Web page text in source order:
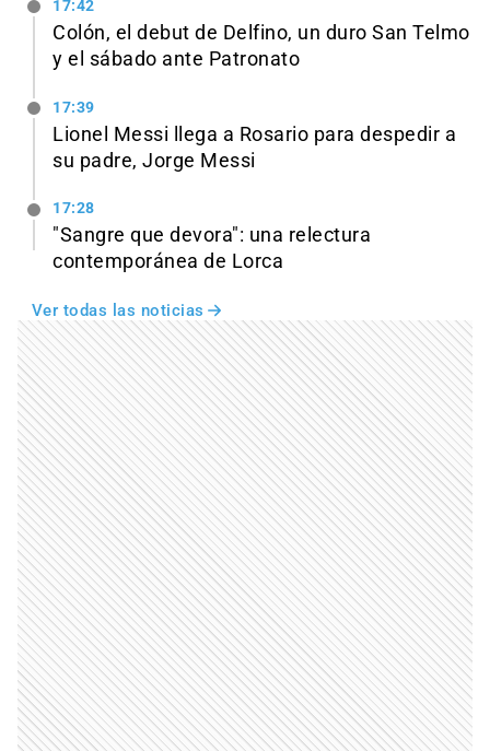
17:42
Colón, el debut de Delfino, un duro San Telmo
y el sábado ante Patronato
17:39
Lionel Messi llega a Rosario para despedir a
su padre, Jorge Messi
17:28
"Sangre que devora": una relectura
contemporánea de Lorca
Ver todas las noticias